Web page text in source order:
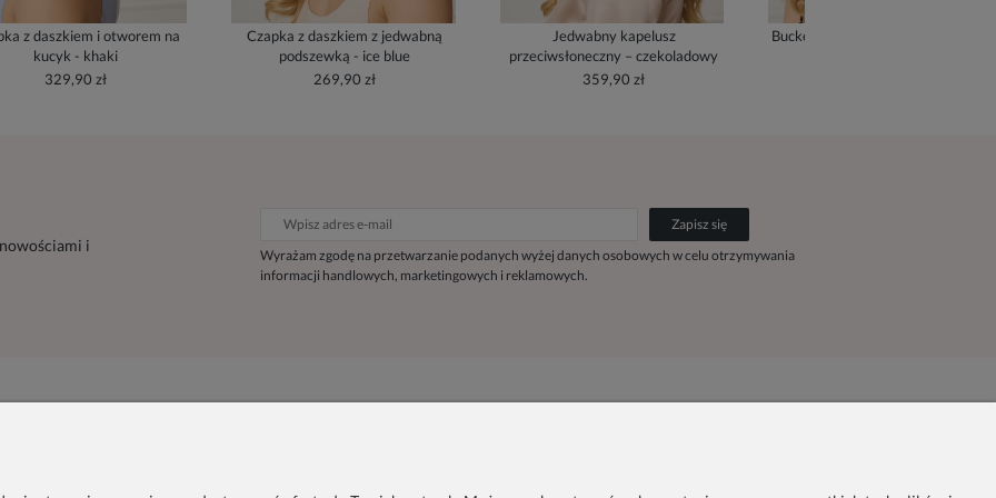
z daszkiem i otworem na
kucyk - khaki
329,90 zł
Czapka z daszkiem z jedwabną
podszewką - ice blue
269,90 zł
Jedwabny kapelusz
przeciwsłoneczny – czekoladowy
359,90 zł
Bucket Hat z jedwabną podszewką
i
Zapisz się
Wyrażam zgodę na przetwarzanie podanych wyżej danych osobowych w celu otrzymywania
informacji handlowych, marketingowych i reklamowych.